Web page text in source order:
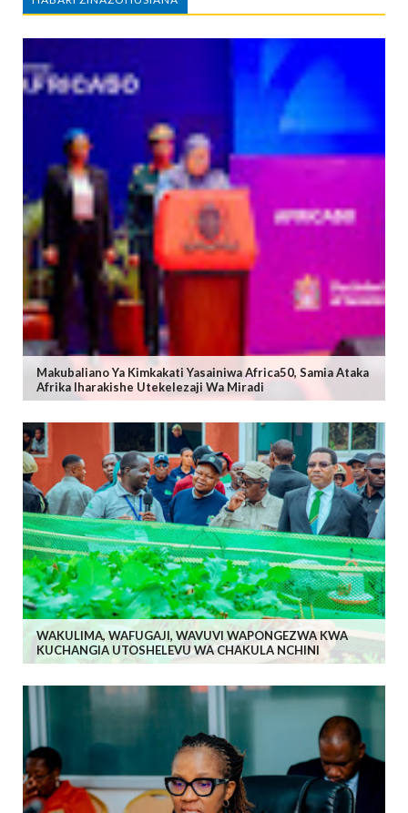
Makubaliano Ya Kimkakati Yasainiwa Africa50, Samia Ataka
Afrika Iharakishe Utekelezaji Wa Miradi
WAKULIMA, WAFUGAJI, WAVUVI WAPONGEZWA KWA
KUCHANGIA UTOSHELEVU WA CHAKULA NCHINI